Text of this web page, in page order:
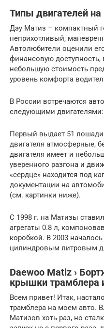
Типы двигателей
Дэу Матиз – компактный
неприхотливый,
Автолюбители оценили
финансовую доступность,
небольшую стоимость
уровень комфорта
В России встречаются
следующими двигателями:
Первый выдает 51
двигателя атмосферные,
двигателя имеет и
уверенного разгона и
«сердце» находится под
документации на
(см. картинки ниже).
С 1998 г. на Матизы
агрегаты 0.8 л,
коробкой. В 2003
цилиндровым литровым
Daewoo Matiz ›
крышки трамблера
Всем привет! Итак,
трамблера на моем авто.
Матизов хоть раз, но